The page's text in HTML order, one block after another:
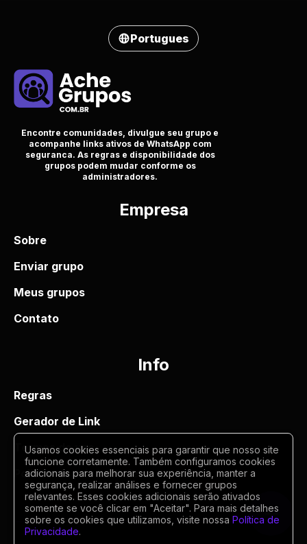
Portugues
Encontre comunidades, divulgue seu grupo e
acompanhe links ativos de WhatsApp com
seguranca. As regras e disponibilidade dos
grupos podem mudar conforme os
administradores.
Empresa
Sobre
Enviar grupo
Meus grupos
Contato
Info
Regras
Gerador de Link
Termos de uso
Politica de privacidade
Usamos cookies essenciais para garantir que nosso site
funcione corretamente. Também configuramos cookies
adicionais para melhorar sua experiência, manter a
segurança, realizar análises e fornecer grupos
relevantes. Esses cookies adicionais serão ativados
somente se você clicar em "Aceitar". Para mais detalhes
sobre os cookies que utilizamos, visite nossa Política de
Privacidade.